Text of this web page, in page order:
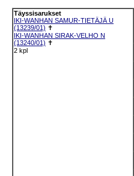
Täyssisarukset
IKI-WANHAN SAMUR-TIETÄJÄ U
(13239/01) ✝
IKI-WANHAN SIRAK-VELHO N
(13240/01) ✝
2 kpl